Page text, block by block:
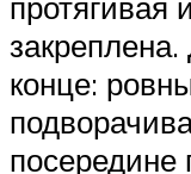
протягивая
конце:
посередине